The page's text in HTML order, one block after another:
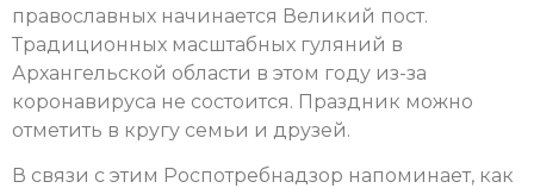
православных начинается Великий пост.
Традиционных масштабных гуляний в
Архангельской области в этом году из-за
коронавируса не состоится. Праздник можно
отметить в кругу семьи и друзей.
В связи с этим Роспотребнадзор напоминает, как